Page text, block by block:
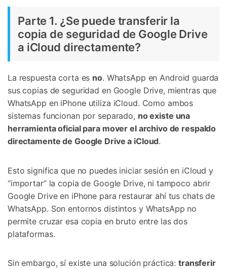
Parte 1. ¿Se puede transferir la
copia de seguridad de Google Drive
a iCloud directamente?
La respuesta corta es no. WhatsApp en Android guarda
sus copias de seguridad en Google Drive, mientras que
WhatsApp en iPhone utiliza iCloud. Como ambos
sistemas funcionan por separado, no existe una
herramienta oficial para mover el archivo de respaldo
directamente de Google Drive a iCloud.
Esto significa que no puedes iniciar sesión en iCloud y
“importar” la copia de Google Drive, ni tampoco abrir
Google Drive en iPhone para restaurar ahí tus chats de
WhatsApp. Son entornos distintos y WhatsApp no
permite cruzar esa copia en bruto entre las dos
plataformas.
Sin embargo, sí existe una solución práctica:transferir